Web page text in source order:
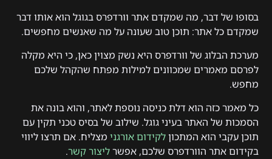
בסופו של דבר, מה שמקדם אתר וורדפרס בגוגל הוא אותו דבר
שמקדם כל אתר: תוכן טוב שעונה על מה שאנשים מחפשים.
מערכת הבלוג של וורדפרס היא נשק מצוין כאן, כי היא מקלה
לפרסם מאמרים שמכוונים למילות מפתח שהקהל שלכם
מחפש.
כל מאמר כזה הוא דלת כניסה נוספת לאתר, והוא בונה את
הסמכות של האתר בעיני גוגל. שילוב של בסיס טכני תקין עם
תוכן עקבי הוא המתכוןלקידום אורגני מצליח. אם תרצו ליווי
בקידום אתר הוורדפרס שלכם, אפשרליצור קשר.